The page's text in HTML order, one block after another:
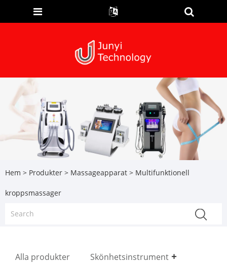
Hem > Produkter > Massageapparat > Multifunktionell
kroppsmassager
Alla produkter Skönhetsinstrument